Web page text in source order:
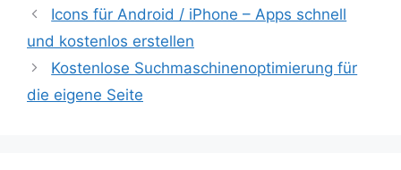
Beitrags-
Navigation
Icons für Android / iPhone – Apps schnell
und kostenlos erstellen
Kostenlose Suchmaschinenoptimierung für
die eigene Seite